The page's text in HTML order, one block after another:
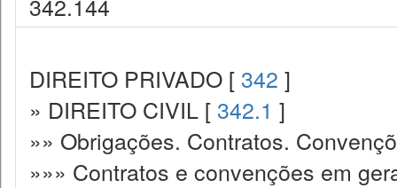
DIREITO PRIVADO [ 342 ]
» DIREITO CIVIL [ 342.1 ]
»» Obrigações. Contratos.
»»» Contratos e convenções em